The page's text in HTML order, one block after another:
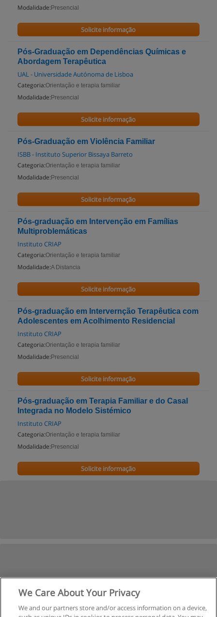
Modalidade: Presencial
Solicite informação
Pós-Graduação em Dependências Químicas e
Abordagem Terapêutica
UAL - Universidade Autónoma de Lisboa
Categoria:Orientação e terapia familiar
Modalidade: Presencial
Solicite informação
Pós-Graduação em Violência Familiar
ISBB - Instituto Superior Bissaya Barreto
Categoria:Orientação e terapia familiar
Modalidade: Presencial
Solicite informação
Pós-graduação em Intervenção em Famílias
Multiproblemáticas
Instituto CRIAP
Categoria:Orientação e terapia familiar
Modalidade:A Distancia
Solicite informação
Pós-graduação em Intervernção Terapêutica com
Adolescentes em Acolhimento Residencial
Instituto CRIAP
Categoria:Orientação e terapia familiar
Modalidade: Presencial
Solicite informação
Pós-graduação em Terapia Familiar e do Casal
Integrada no Modelo Sistémico
Instituto CRIAP
Categoria:Orientação e terapia familiar
Modalidade: Presencial
Solicite informação
We Care About Your Privacy
We and our partners store and/or access information on a device,